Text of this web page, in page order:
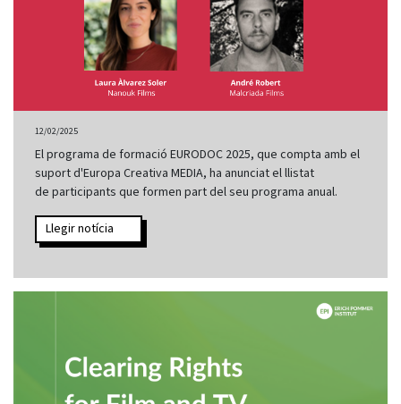
12/02/2025
El programa de formació EURODOC 2025, que compta amb el
suport d'Europa Creativa MEDIA, ha anunciat el llistat
de participants que formen part del seu programa anual.
Llegir notícia